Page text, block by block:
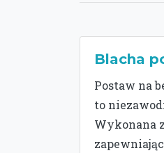
Blacha
Postaw na
to
Wykonana